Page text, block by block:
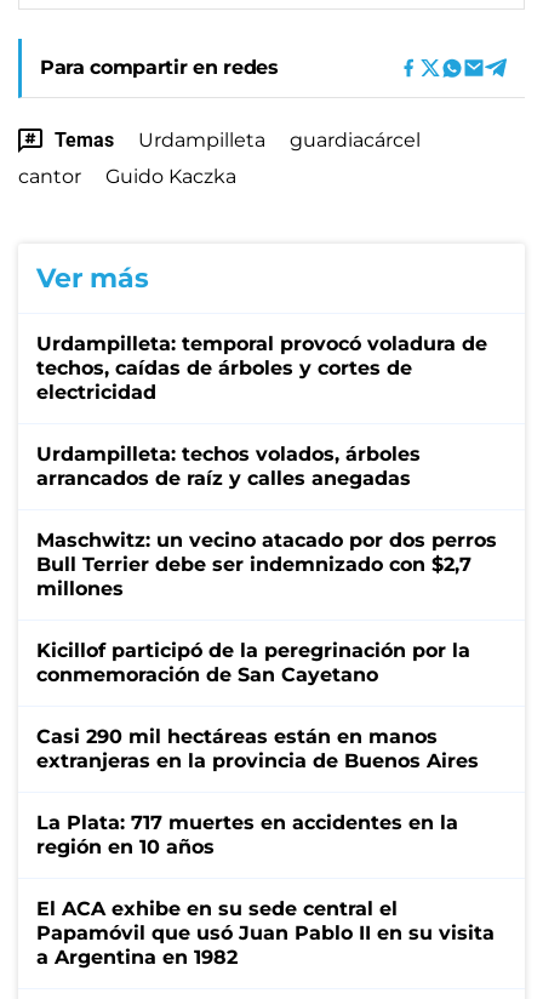
Para compartir en redes
Temas Urdampilleta
guardiacárcel
cantor
Guido Kaczka
Ver más
Urdampilleta: temporal provocó voladura de
techos, caídas de árboles y cortes de
electricidad
Urdampilleta: techos volados, árboles
arrancados de raíz y calles anegadas
Maschwitz: un vecino atacado por dos perros
Bull Terrier debe ser indemnizado con $2,7
millones
Kicillof participó de la peregrinación por la
conmemoración de San Cayetano
Casi 290 mil hectáreas están en manos
extranjeras en la provincia de Buenos Aires
La Plata: 717 muertes en accidentes en la
región en 10 años
El ACA exhibe en su sede central el
Papamóvil que usó Juan Pablo II en su visita
a Argentina en 1982